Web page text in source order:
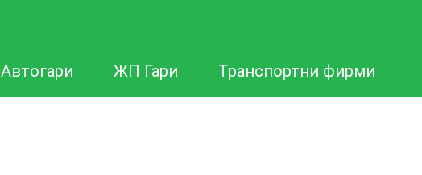
Автогари ЖП Гари Транспортни фирми